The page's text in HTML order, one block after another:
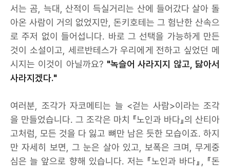
서는 곰, 늑대, 산적이 득실거리는 산에 들어갔다 살아 돌
아온 사람이 거의 없었지만, 돈키호테는 그 험난한 산속으
로 주저 없이 들어섭니다. 바로 그 선택을 가능하게 만든
것이 소설이고, 세르반테스가 우리에게 전하고 싶었던 메
시지는 이것이 아닐까요? "녹슬어 사라지지 않고, 닳아서
사라지겠다."
여러분, 조각가 자코메티는 늘 <걷는 사람>이라는 조각
을 만들었습니다. 그 조각은 마치 『노인과 바다』의 산티아
고처럼, 모든 것을 다 잃고 뼈만 남은 듯한 모습이죠. 하지
만 자세히 보면, 그 눈은 살아 있고, 보폭은 크며, 무게중
심은 늘 앞으로 향해 있습니다. 저는 『노인과 바다』, 『돈